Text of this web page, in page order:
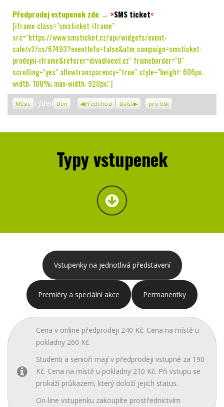
Předprodej vstupenek zde → >SMS ticket<
[iframe class="smsticket-iframe"
src="https://www.smsticket.cz/api/widgets/event-
sale/v2/cs/67493?eventInfo=false&utm_campaign=smsticket-
prodejni-iframe&referer=divadloexil.cz" frameborder="0"
scrolling="yes" allowtransparency="true" style="height: 606px;
width: 100%; max-width: 920px;"]
Měsíc Týden Den Předchozí Další Zobrazení
pro tisk
Typy vstupenek
Vstupenky na jednotlivá představení
Premiéry a speciální akce Permanentky
Cena v online předprodeji 240 Kč. Cena na místě u
pokladny 260 Kč.
Studenti a senioři mají v předprodeji vstupné za 190
Kč. Cena na místě u pokladny 210 Kč. Při vstupu se
prokáží průkazem, který doloží jejich status.
On-line vstupenku zakoupíte prostřednictvím